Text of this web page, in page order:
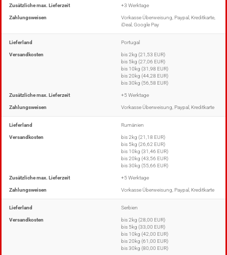
Zusätzliche max. Lieferzeit +3 Werktage
Zahlungsweisen
Vorkasse Überweisung, Paypal, Kreditkarte,
iDeal, Google Pay
Lieferland Portugal
Versandkosten
bis 2kg (21,53 EUR)
bis 5kg (27,06 EUR)
bis 10kg (31,98 EUR)
bis 20kg (44,28 EUR)
bis 30kg (56,58 EUR)
Zusätzliche max. Lieferzeit +5 Werktage
Zahlungsweisen Vorkasse Überweisung, Paypal, Kreditkarte
Lieferland Rumänien
Versandkosten
bis 2kg (21,18 EUR)
bis 5kg (26,62 EUR)
bis 10kg (31,46 EUR)
bis 20kg (43,56 EUR)
bis 30kg (55,66 EUR)
Zusätzliche max. Lieferzeit +5 Werktage
Zahlungsweisen Vorkasse Überweisung, Paypal, Kreditkarte
Lieferland Serbien
Versandkosten
bis 2kg (28,00 EUR)
bis 5kg (33,00 EUR)
bis 10kg (42,00 EUR)
bis 20kg (61,00 EUR)
bis 30kg (80,00 EUR)